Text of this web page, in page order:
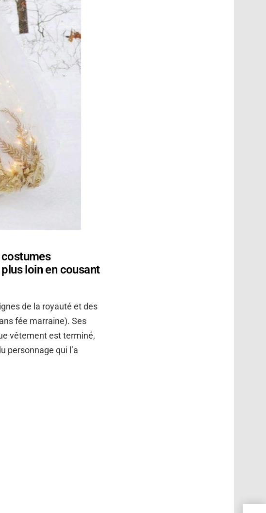
loin en cousant
de la royauté et des
fée marraine). Ses
vêtement est terminé,
personnage qui l’a